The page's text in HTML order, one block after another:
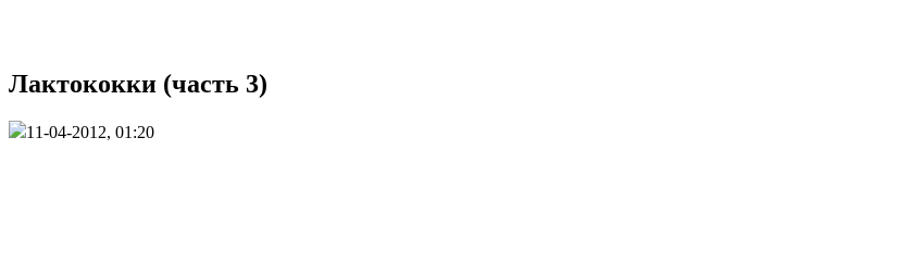
Лактококки (часть 3)
11-04-2012, 01:20